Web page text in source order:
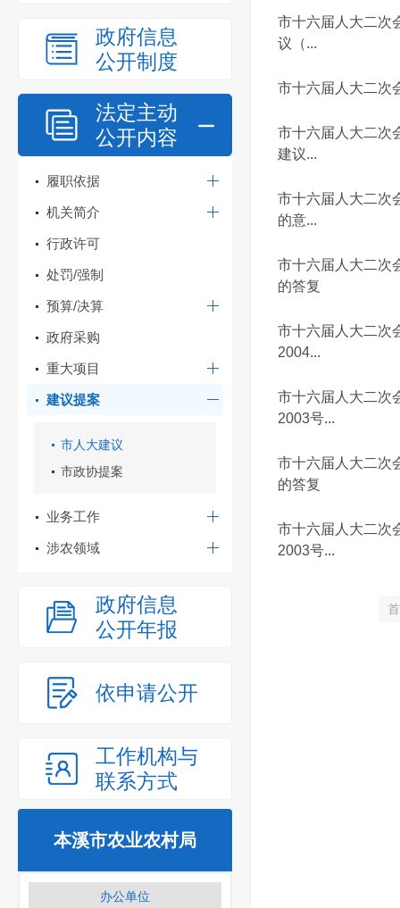
政府信息
公开制度
法定主动
公开内容
履职依据
机关简介
行政许可
处罚/强制
预算/决算
政府采购
重大项目
建议提案
市人大建议
市政协提案
业务工作
涉农领域
政府信息
公开年报
依申请公开
工作机构与
联系方式
本溪市农业农村局
办公单位
市十六届人大二次
议（...
市十六届人大二次
市十六届人大二次
建议...
市十六届人大二次
的意...
市十六届人大二次
的答复
市十六届人大二次
2004...
市十六届人大二次
2003号...
市十六届人大二次
的答复
市十六届人大二次
2003号...